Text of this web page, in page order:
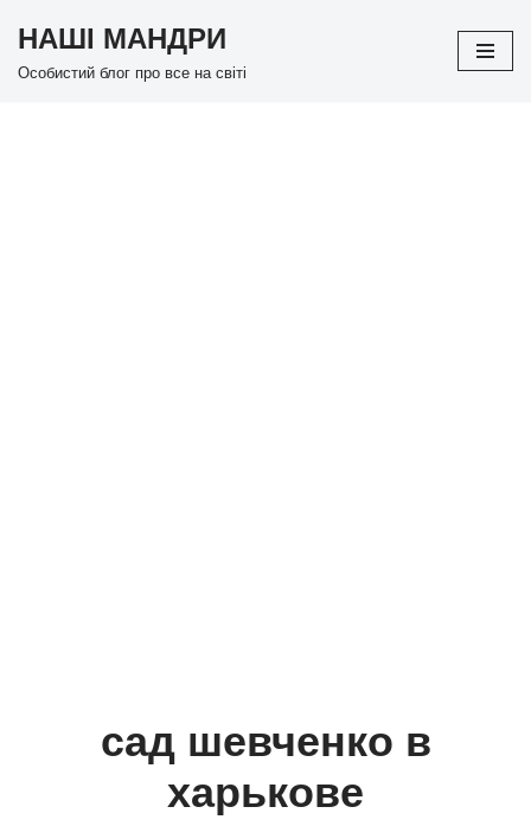
Перейти
НАШІ МАНДРИ
Особистий блог про все на світі
сад шевченко в
харькове